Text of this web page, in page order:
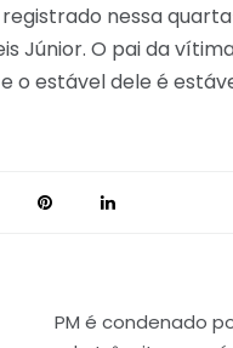
nessa
Júnior. O pai da
o estável dele é
PM é condenado